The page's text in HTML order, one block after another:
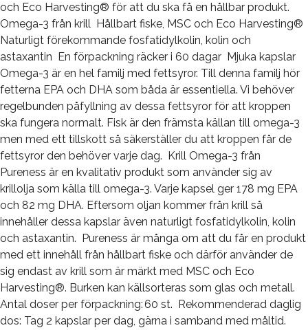
och Eco Harvesting® för att du ska få en hållbar produkt.
Omega-3 från krill Hållbart fiske, MSC och Eco Harvesting®
Naturligt förekommande fosfatidylkolin, kolin och
astaxantin En förpackning räcker i 60 dagar Mjuka kapslar
Omega-3 är en hel familj med fettsyror. Till denna familj hör
fetterna EPA och DHA som båda är essentiella. Vi behöver
regelbunden påfyllning av dessa fettsyror för att kroppen
ska fungera normalt. Fisk är den främsta källan till omega-3
men med ett tillskott så säkerställer du att kroppen får de
fettsyror den behöver varje dag. Krill Omega-3 från
Pureness är en kvalitativ produkt som använder sig av
krillolja som källa till omega-3. Varje kapsel ger 178 mg EPA
och 82 mg DHA. Eftersom oljan kommer från krill så
innehåller dessa kapslar även naturligt fosfatidylkolin, kolin
och astaxantin. Pureness är många om att du får en produkt
med ett innehåll från hållbart fiske och därför använder de
sig endast av krill som är märkt med MSC och Eco
Harvesting®. Burken kan källsorteras som glas och metall.
Antal doser per förpackning: 60 st. Rekommenderad daglig
dos: Tag 2 kapslar per dag, gärna i samband med måltid.